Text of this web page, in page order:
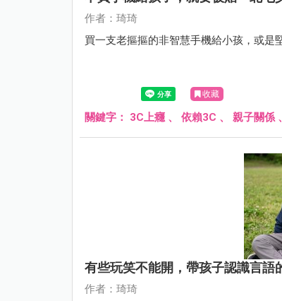
作者：琦琦
買一支老摳摳的非智慧手機給小孩，或是
收藏
關鍵字： 3C上癮 、 依賴3C 、 親子關係
有些玩笑不能開，帶孩子認識言語
作者：琦琦